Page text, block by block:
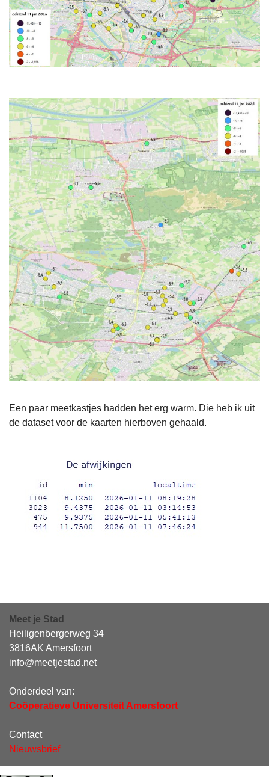
Een paar meetkastjes hadden het erg warm. Die heb ik uit
de dataset voor de kaarten hierboven gehaald.
Meet je Stad
Heiligenbergerweg 34
3816AK Amersfoort
info@meetjestad.net
Onderdeel van:
Coöperatieve Universiteit Amersfoort
Contact
Nieuwsbrief